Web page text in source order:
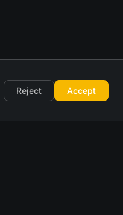
Reject Accept